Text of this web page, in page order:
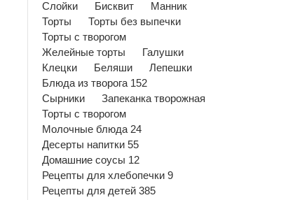
Слойки
Бисквит
Манник
Торты
Торты без выпечки
Торты с творогом
Желейные торты
Галушки
Клецки
Беляши
Лепешки
Блюда из творога 152
Сырники
Запеканка творожная
Торты с творогом
Молочные блюда 24
Десерты напитки 55
Домашние соусы 12
Рецепты для хлебопечки 9
Рецепты для детей 385